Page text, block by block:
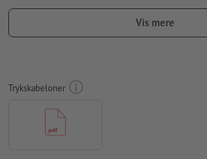
Anvend ingen effekter som skygger,
rastre, transparenser osv.
Vores tip:
som fx Arial, Verdana eller Helvetica
Afstand motiv til det beskårne format:
Vis mere
Trykskabeloner